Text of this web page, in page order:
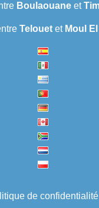
Boulaouane et
Telouetet Moul
de confidentialité